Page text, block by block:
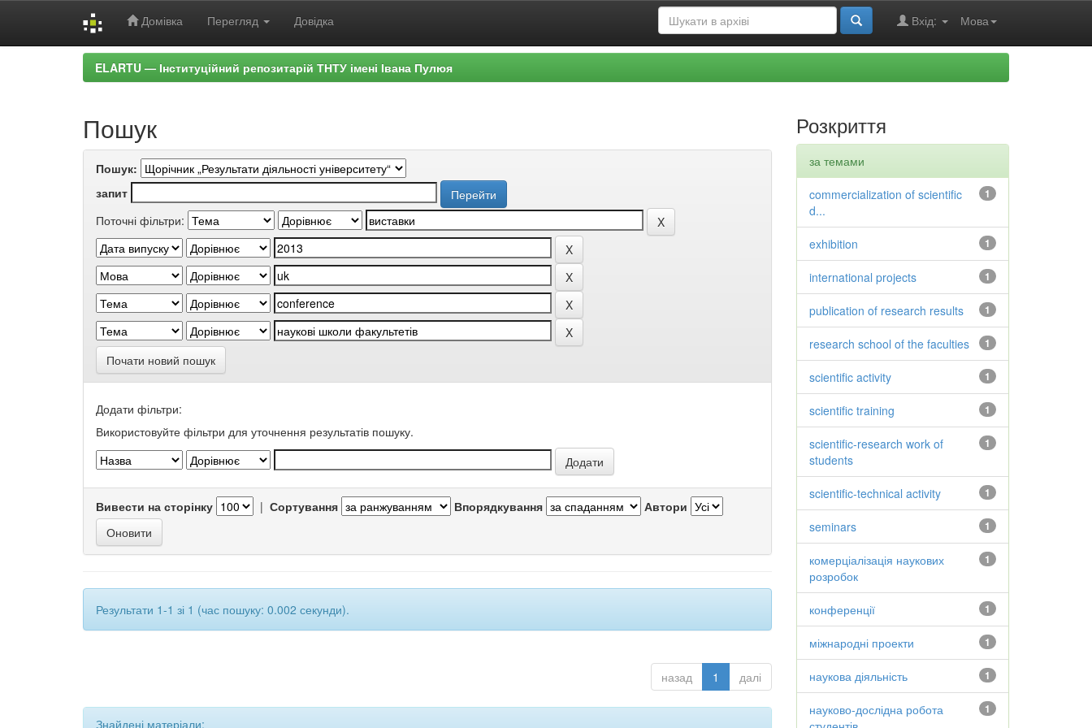
Домівка Перегляд Довідка Мова
Вхід:
ELARTU — Інституційний репозитарій ТНТУ імені Івана Пулюя
Пошук
Пошук:
запит
Поточні фільтри:
Почати новий пошук
Додати фільтри:
Використовуйте фільтри для уточнення результатів пошуку.
Вивести на сторінку | Сортування Впорядкування Автори
Результати 1-1 зі 1 (час пошуку: 0.002 секунди).
назад 1 далі
Знайдені матеріали:
Розкриття
за темами
1
commercialization of scientific
d...
1
exhibition
1
international projects
1
publication of research results
1
research school of the faculties
1
scientific activity
1
scientific training
1
scientific-research work of
students
1
scientific-technical activity
1
seminars
1
комерціалізація наукових
розробок
1
конференції
1
міжнародні проекти
1
наукова діяльність
1
науково-дослідна робота